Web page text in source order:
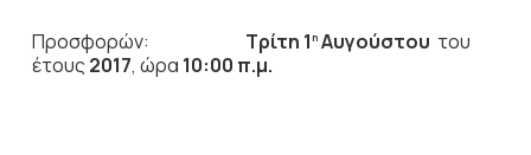
Προσφορών: Τρίτη 1 ηΑυγούστου του
έτους 2017, ώρα 10:00 π.μ.